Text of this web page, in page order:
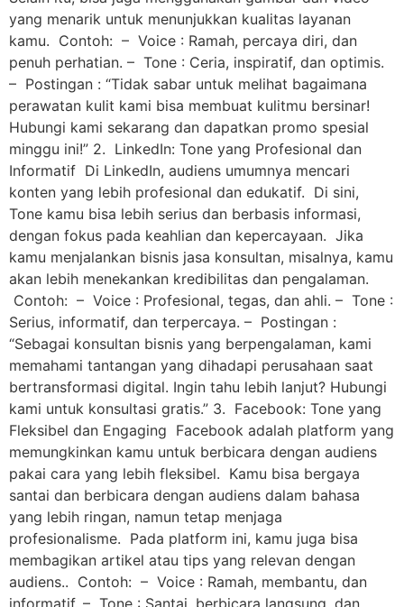
yang menarik untuk menunjukkan kualitas layanan
kamu. Contoh: – Voice : Ramah, percaya diri, dan
penuh perhatian. – Tone : Ceria, inspiratif, dan optimis.
– Postingan : “Tidak sabar untuk melihat bagaimana
perawatan kulit kami bisa membuat kulitmu bersinar!
Hubungi kami sekarang dan dapatkan promo spesial
minggu ini!” 2. LinkedIn: Tone yang Profesional dan
Informatif Di LinkedIn, audiens umumnya mencari
konten yang lebih profesional dan edukatif. Di sini,
Tone kamu bisa lebih serius dan berbasis informasi,
dengan fokus pada keahlian dan kepercayaan. Jika
kamu menjalankan bisnis jasa konsultan, misalnya, kamu
akan lebih menekankan kredibilitas dan pengalaman.
Contoh: – Voice : Profesional, tegas, dan ahli. – Tone :
Serius, informatif, dan terpercaya. – Postingan :
“Sebagai konsultan bisnis yang berpengalaman, kami
memahami tantangan yang dihadapi perusahaan saat
bertransformasi digital. Ingin tahu lebih lanjut? Hubungi
kami untuk konsultasi gratis.” 3. Facebook: Tone yang
Fleksibel dan Engaging Facebook adalah platform yang
memungkinkan kamu untuk berbicara dengan audiens
pakai cara yang lebih fleksibel. Kamu bisa bergaya
santai dan berbicara dengan audiens dalam bahasa
yang lebih ringan, namun tetap menjaga
profesionalisme. Pada platform ini, kamu juga bisa
membagikan artikel atau tips yang relevan dengan
audiens.. Contoh: – Voice : Ramah, membantu, dan
informatif. – Tone : Santai, berbicara langsung, dan